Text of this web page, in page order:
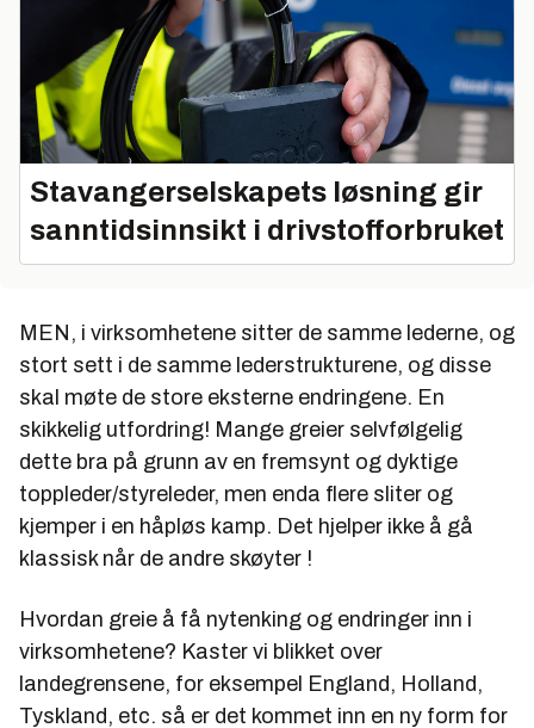
Stavangerselskapets løsning gir
sanntidsinnsikt i drivstofforbruket
MEN, i virksomhetene sitter de samme lederne, og
stort sett i de samme lederstrukturene, og disse
skal møte de store eksterne endringene. En
skikkelig utfordring! Mange greier selvfølgelig
dette bra på grunn av en fremsynt og dyktige
toppleder/styreleder, men enda flere sliter og
kjemper i en håpløs kamp. Det hjelper ikke å gå
klassisk når de andre skøyter !
Hvordan greie å få nytenking og endringer inn i
virksomhetene? Kaster vi blikket over
landegrensene, for eksempel England, Holland,
Tyskland, etc. så er det kommet inn en ny form for